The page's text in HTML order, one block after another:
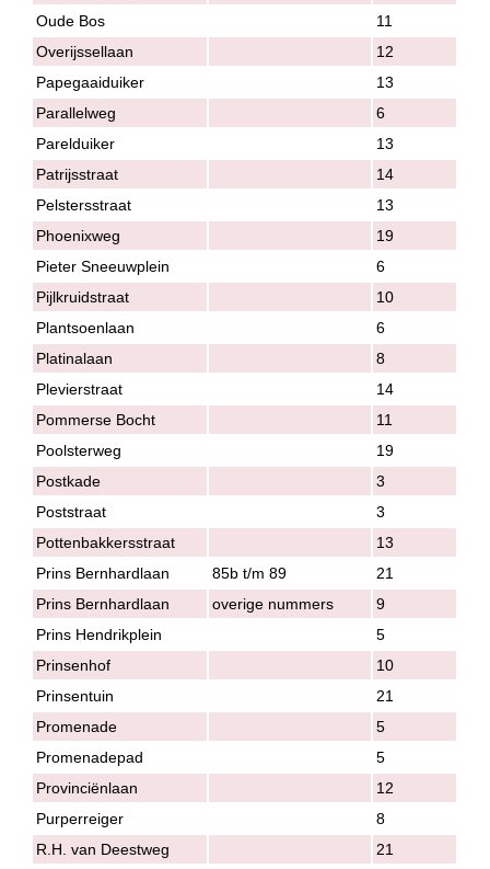
Oude Bos
11
Overijssellaan
12
Papegaaiduiker
13
Parallelweg
6
Parelduiker
13
Patrijsstraat
14
Pelstersstraat
13
Phoenixweg
19
Pieter Sneeuwplein
6
Pijlkruidstraat
10
Plantsoenlaan
6
Platinalaan
8
Plevierstraat
14
Pommerse Bocht
11
Poolsterweg
19
Postkade
3
Poststraat
3
Pottenbakkersstraat
13
Prins Bernhardlaan
85b t/m 89
21
Prins Bernhardlaan
overige nummers
9
Prins Hendrikplein
5
Prinsenhof
10
Prinsentuin
21
Promenade
5
Promenadepad
5
Provinciënlaan
12
Purperreiger
8
R.H. van Deestweg
21